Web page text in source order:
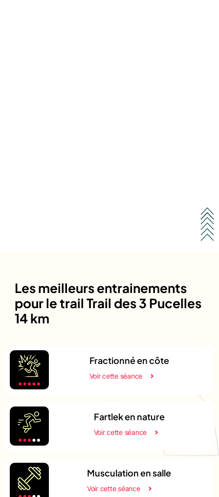
Les meilleurs entrainements
pour le trail Trail des 3 Pucelles
14 km
Fractionné en côte
Voir cette séance
Fartlek en nature
Voir cette séance
Musculation en salle
Voir cette séance